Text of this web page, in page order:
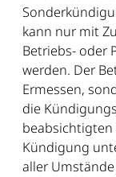
kann nur mit
Betriebs- oder
werden. Der
Ermessen,
die
Kündigung
aller